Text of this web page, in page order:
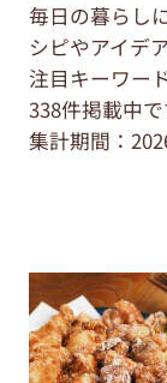
毎日の暮らし
シピやアイデ
注目キーワー
338件掲載中で
集計期間：